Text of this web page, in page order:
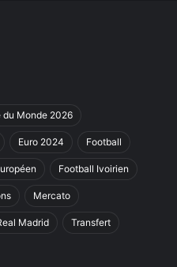
du Monde 2026
Euro 2024 Football
Football Ivoirien
Mercato
Madrid Transfert